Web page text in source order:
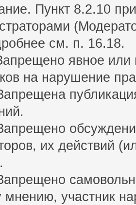
Пункт 8.2.10
см. п. 16.18.
явное или
на нарушение
их действий
участник